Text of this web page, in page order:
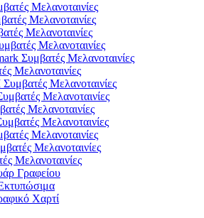
Μελανοταινίες
Μελανοταινίες
Μελανοταινίες
Μελανοταινίες
Συμβατές Μελανοταινίες
Μελανοταινίες
Μελανοταινίες
Μελανοταινίες
Μελανοταινίες
Μελανοταινίες
Μελανοταινίες
Μελανοταινίες
Μελανοταινίες
Γραφείου
Χαρτί